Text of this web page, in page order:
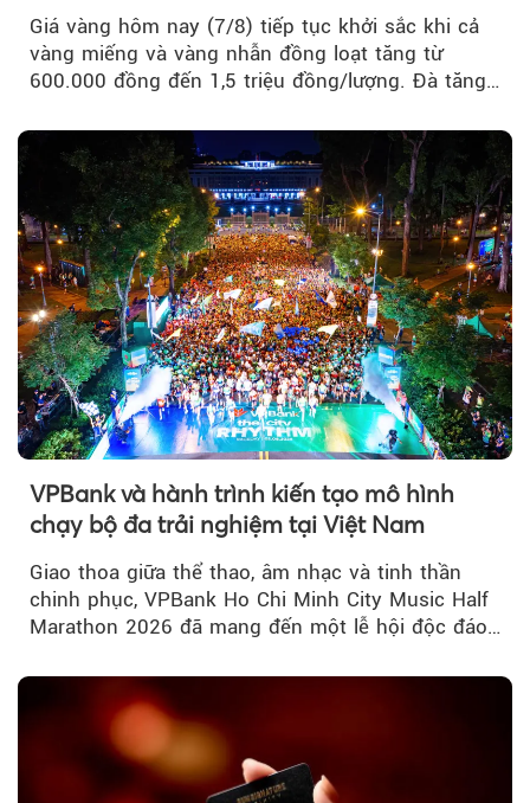
Giá vàng hôm nay (7/8) tiếp tục khởi sắc khi cả
vàng miếng và vàng nhẫn đồng loạt tăng từ
600.000 đồng đến 1,5 triệu đồng/lượng. Đà tăng
vàng thế giới bứt phá lên mức cao nhất trong
một tháng.
VPBank và hành trình kiến tạo mô hình
chạy bộ đa trải nghiệm tại Việt Nam
Giao thoa giữa thể thao, âm nhạc và tinh thần
chinh phục, VPBank Ho Chi Minh City Music Half
Marathon 2026 đã mang đến một lễ hội độc đáo